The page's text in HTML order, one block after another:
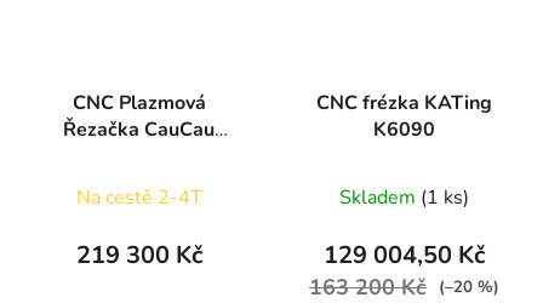
CNC Plazmová
Řezačka CauCau
(1500x3000mm)
Na cestě 2-4T
219 300 Kč
CNC frézka KATing
K6090
Skladem (1 ks)
129 004,50 Kč
163 200 Kč (–20 %)